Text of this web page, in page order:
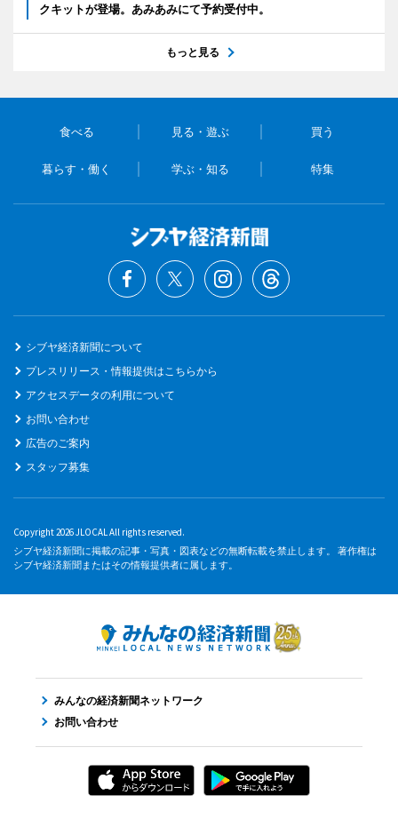
クキットが登場。あみあみにて予約受付中。
もっと見る
食べる 見る・遊ぶ 買う
暮らす・働く 学ぶ・知る 特集
シブヤ経済新聞について
プレスリリース・情報提供はこちらから
アクセスデータの利用について
お問い合わせ
広告のご案内
スタッフ募集
Copyright 2026 JLOCAL All rights reserved.
シブヤ経済新聞に掲載の記事・写真・図表などの無断転載を禁止します。 著作権は
シブヤ経済新聞またはその情報提供者に属します。
みんなの経済新聞ネットワーク
お問い合わせ